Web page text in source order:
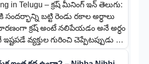
in Telugu – క్రష్ మీనింగ్ ఇన్ తెలుగు:
సందర్భాన్ని బట్టి రెండు రకాల అర్ధాలు
క్రష్ అంటే నలిపేయడం అనే అర్ధం
వ్యక్తుల గురించి చెప్పేటప్పుడు …